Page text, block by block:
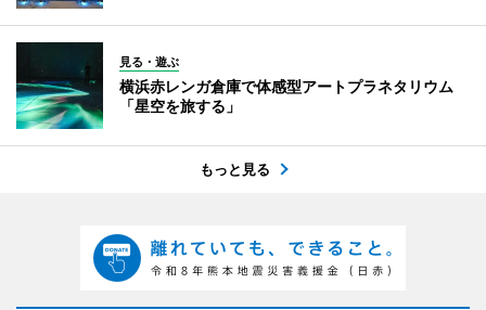
見る・遊ぶ
横浜赤レンガ倉庫で体感型アートプラネタリウム
「星空を旅する」
もっと見る